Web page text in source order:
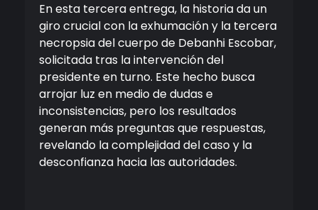
En esta tercera entrega, la historia da un
giro crucial con la exhumación y la tercera
necropsia del cuerpo de Debanhi Escobar,
solicitada tras la intervención del
presidente en turno. Este hecho busca
arrojar luz en medio de dudas e
inconsistencias, pero los resultados
generan más preguntas que respuestas,
revelando la complejidad del caso y la
desconfianza hacia las autoridades.